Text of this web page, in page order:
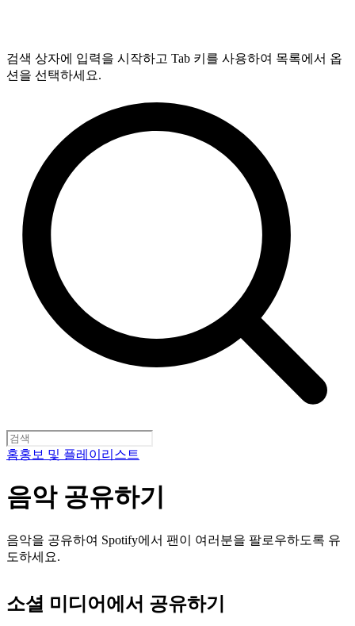
검색 상자에 입력을 시작하고 Tab 키를 사용하여 목록에서 옵
션을 선택하세요.
홈홍보 및 플레이리스트
음악 공유하기
음악을 공유하여 Spotify에서 팬이 여러분을 팔로우하도록 유
도하세요.
소셜 미디어에서 공유하기